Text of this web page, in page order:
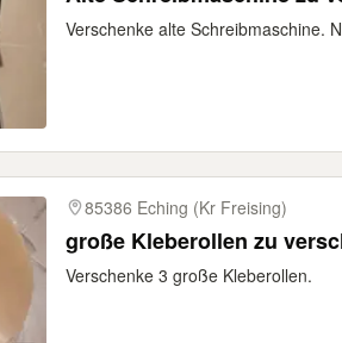
Verschenke alte Schreibmaschine.
85386 Eching (Kr Freising)
große Kleberollen zu
Verschenke 3 große Kleberollen.